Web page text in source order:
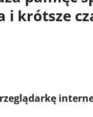
i krótsze